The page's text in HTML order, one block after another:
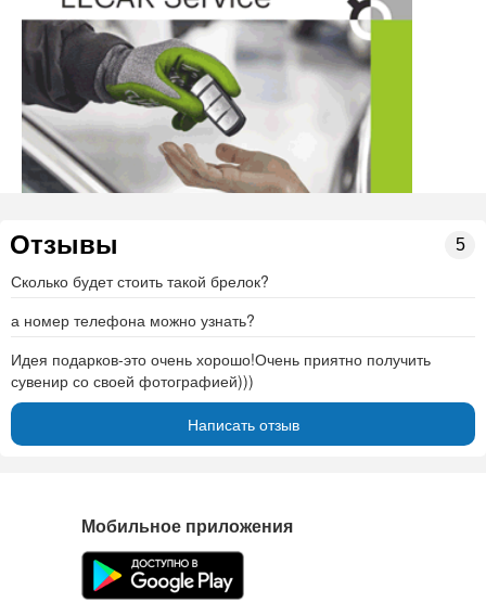
Отзывы 5
Сколько будет стоить такой брелок?
а номер телефона можно узнать?
Идея подарков-это очень хорошо!Очень приятно получить
сувенир со своей фотографией)))
Написать отзыв
Мобильное приложения